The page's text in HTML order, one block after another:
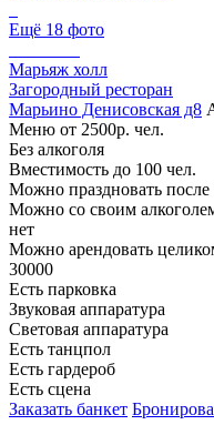
Ещё 18 фото
Марьяж холл
Загородный ресторан
Марьино Денисовская д8
Меню от 2500р. чел.
Без алкоголя
Вместимость до 100 чел.
Можно праздновать после
Можно со своим
нет
Можно арендовать
30000
Есть парковка
Звуковая аппаратура
Световая аппаратура
Есть танцпол
Есть гардероб
Есть сцена
Заказать банкет